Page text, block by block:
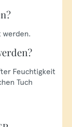
werden.
Feuchtigkeit
Tuch